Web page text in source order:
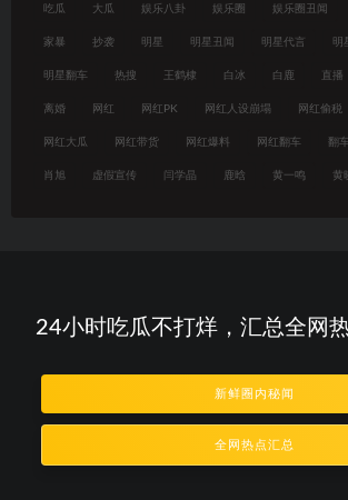
吃瓜 大瓜 娱乐八卦 娱乐圈 娱乐圈丑闻
家暴 抄袭 明星 明星丑闻 明星代言 明
明星翻车 热搜 王鹤棣 白冰 白鹿 直播
离婚 网红 网红PK 网红人设崩塌 网红偷税
网红大瓜 网红带货 网红爆料 网红翻车 翻
肖旭 虚假宣传 闫学晶 鹿晗 黄一鸣 黄
24小时吃瓜不打烊，汇总全网
新鲜圈内秘闻
全网热点汇总